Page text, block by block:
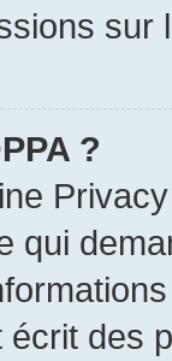
sur
?
qui
des